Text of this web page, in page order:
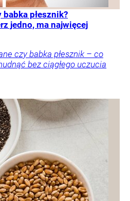
płesznik?
jedno, ma najwięcej
czy babka płesznik – co
bez ciągłego uczucia